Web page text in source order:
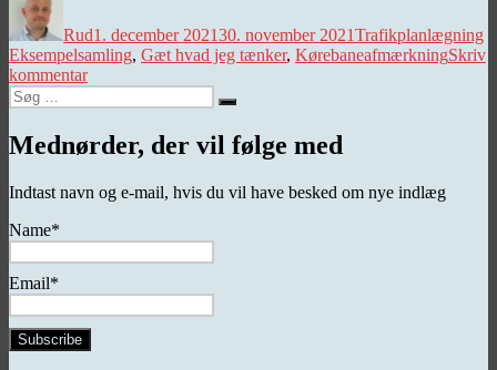
Rud1. december 202130. november 2021Trafikplanlægning
Eksempelsamling, Gæt hvad jeg tænker, KørebaneafmærkningSkriv
kommentartil
Gæt,
hvad
tænker
Søg
efter:
Søg
Mednørder, der vil følge med
Indtast navn og e-mail, hvis du vil have besked om nye indlæg
Name*
Email*